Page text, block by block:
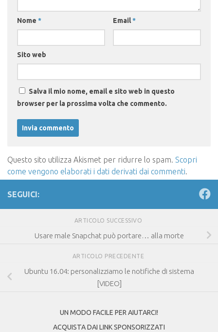
Nome * Email*
Sito web
Salva il mio nome, email e sito web in questo
browser per la prossima volta che commento.
Questo sito utilizza Akismet per ridurre lo spam. Scopri
come vengono elaborati i dati derivati dai commenti.
SEGUICI:
ARTICOLO SUCCESSIVO
Usare male Snapchat può portare… alla morte
ARTICOLO PRECEDENTE
Ubuntu 16.04: personalizziamo le notifiche di sistema
[VIDEO]
UN MODO FACILE PER AIUTARCI!
ACQUISTA DAI LINK SPONSORIZZATI